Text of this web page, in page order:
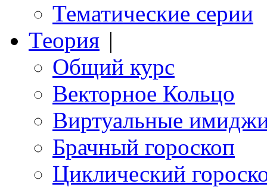
Тематические серии
Теория |
Общий курс
Векторное Кольцо
Виртуальные
Брачный гороскоп
Циклический